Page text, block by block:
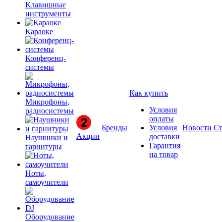
Клавишные
инструменты
Караоке
Конференц-
системы
Микрофоны,
радиосистемы
Наушники и
гарнитуры
Ноты,
самоучители
Оборудование
Акции
Бренды
Как купить
Условия
оплаты
Условия
доставки
Гарантия
на товар
Новости